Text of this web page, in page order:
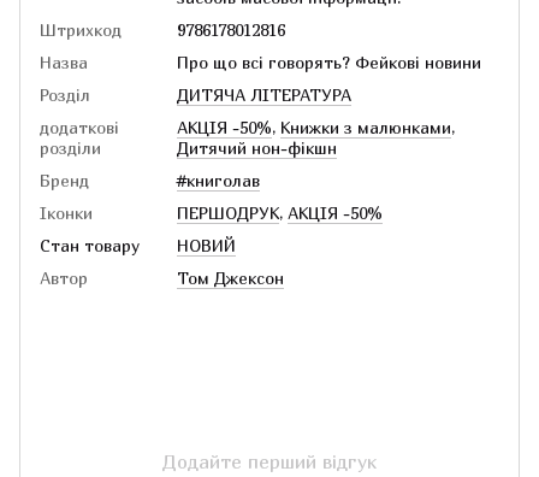
Штрихкод
9786178012816
Назва
Про що всі говорять? Фейкові новини
Розділ
ДИТЯЧА ЛІТЕРАТУРА
додаткові
розділи
АКЦІЯ -50%, Книжки з малюнками,
Дитячий нон-фікшн
Бренд
#книголав
Іконки
ПЕРШОДРУК, АКЦІЯ -50%
Стан товару
НОВИЙ
Автор
Том Джексон
Додайте перший відгук